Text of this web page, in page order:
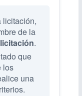
licitación,
de la
.
que
los
una